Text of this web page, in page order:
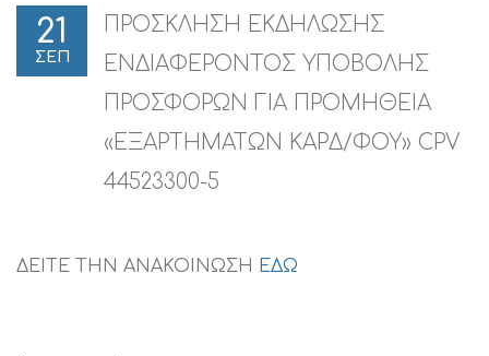
21
ΣΕΠ
ΠΡΟΣΚΛΗΣΗ ΕΚΔΗΛΩΣΗΣ
ΕΝΔΙΑΦΕΡΟΝΤΟΣ ΥΠΟΒΟΛΗΣ
ΠΡΟΣΦΟΡΩΝ ΓΙΑ ΠΡΟΜΗΘΕΙΑ
«ΕΞΑΡΤΗΜΑΤΩΝ ΚΑΡΔ/ΦΟΥ» CPV
44523300-5
ΔΕΙΤΕ ΤΗΝ ΑΝΑΚΟΙΝΩΣΗ ΕΔΩ